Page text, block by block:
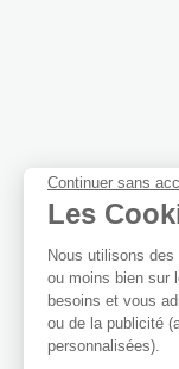
Continuer sans
Les
Nous utilisons
ou moins bien sur
besoins et vous
ou de la publicité
personnalisées).